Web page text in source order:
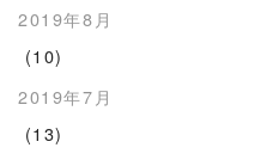
2019年8月
(10)
2019年7月
(13)